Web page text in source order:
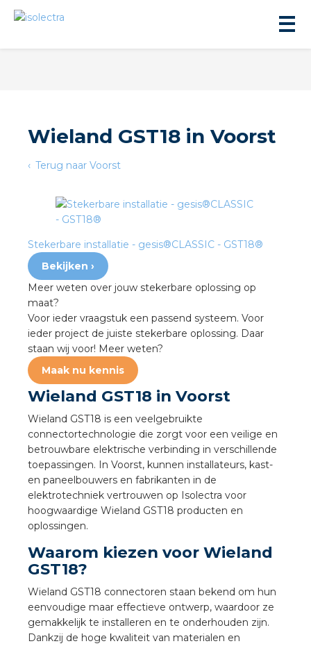
Wieland GST18 in Voorst
Terug naar Voorst
Stekerbare installatie - gesis®CLASSIC - GST18®
Bekijken ›
Meer weten over jouw stekerbare oplossing op
maat?
Voor ieder vraagstuk een passend systeem. Voor
ieder project de juiste stekerbare oplossing. Daar
staan wij voor! Meer weten?
Maak nu kennis
Wieland GST18 in Voorst
Wieland GST18 is een veelgebruikte
connectortechnologie die zorgt voor een veilige en
betrouwbare elektrische verbinding in verschillende
toepassingen. In Voorst, kunnen installateurs, kast-
en paneelbouwers en fabrikanten in de
elektrotechniek vertrouwen op Isolectra voor
hoogwaardige Wieland GST18 producten en
oplossingen.
Waarom kiezen voor Wieland
GST18?
Wieland GST18 connectoren staan bekend om hun
eenvoudige maar effectieve ontwerp, waardoor ze
gemakkelijk te installeren en te onderhouden zijn.
Dankzij de hoge kwaliteit van materialen en
installeren
installeren
installeren
installeren in beton
installeren in de tuinbouw
stekerbare vlakkabel